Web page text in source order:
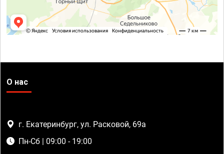
О нас
г. Екатеринбург, ул. Расковой, 69а
Пн-Сб | 09:00 - 19:00